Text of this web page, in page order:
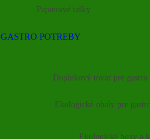
Papierové tašky
GASTRO POTREBY
Doplnkový tovar pre gastro
Ekologické obaly pre
Ekologické boxy a